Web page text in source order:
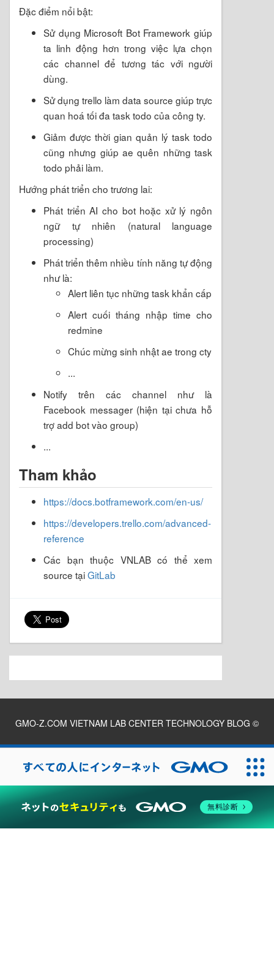
Đặc điểm nổi bật:
Sử dụng Microsoft Bot Framework giúp
ta linh động hơn trong việc lựa chọn
các channel để tương tác với người
dùng.
Sử dụng trello làm data source giúp trực
quan hoá tối đa task todo của công ty.
Giảm được thời gian quản lý task todo
cũng nhưng giúp ae quên những task
todo phải làm.
Hướng phát triển cho trương lai:
Phát triển AI cho bot hoặc xử lý ngôn
ngữ tự nhiên (natural language
processing)
Phát triển thêm nhiều tính năng tự động
như là:
Alert liên tục những task khẩn cấp
Alert cuối tháng nhập time cho
redmine
Chúc mừng sinh nhật ae trong cty
...
Notify trên các channel như là
Facebook messager (hiện tại chưa hỗ
trợ add bot vào group)
...
Tham khảo
https://docs.botframework.com/en-us/
https://developers.trello.com/advanced-
reference
Các bạn thuộc VNLAB có thể xem
source tạiGitLab
GMO-Z.COM VIETNAM LAB CENTER TECHNOLOGY BLOG ©
2026
無料診断